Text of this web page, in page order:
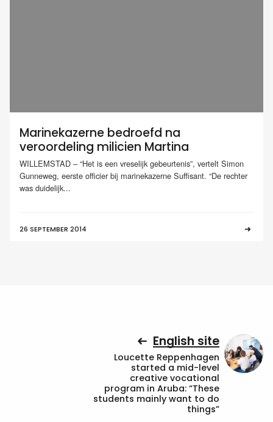
Marinekazerne bedroefd na
veroordeling milicien Martina
WILLEMSTAD – “Het is een vreselijk gebeurtenis”, vertelt Simon
Gunneweg, eerste officier bij marinekazerne Suffisant. “De rechter
was duidelijk...
26 SEPTEMBER 2014
English site
Loucette Reppenhagen
started a mid-level
creative vocational
program in Aruba: “These
students mainly want to do
things”